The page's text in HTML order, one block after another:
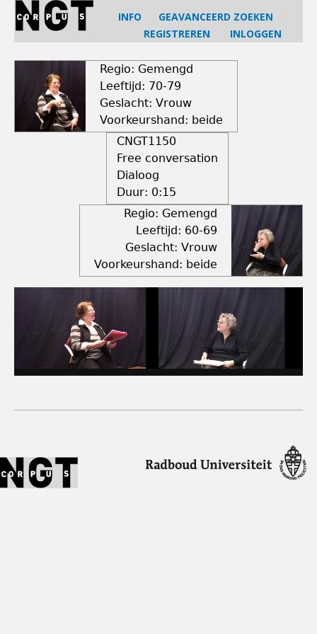
Jump
navigation
INFO
GEAVANCEERD ZOEKEN
REGISTREREN
INLOGGEN
Regio: Gemengd
Leeftijd: 70-79
Geslacht: Vrouw
Voorkeurshand: beide
CNGT1150
Free conversation
Dialoog
Duur: 0:15
Regio: Gemengd
Leeftijd: 60-69
Geslacht: Vrouw
Voorkeurshand: beide